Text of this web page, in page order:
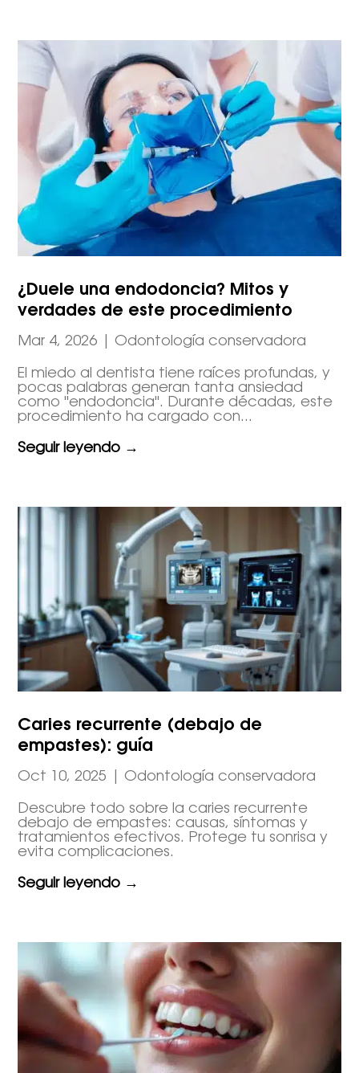
¿Duele una endodoncia? Mitos y
verdades de este procedimiento
Mar 4, 2026 |Odontología conservadora
El miedo al dentista tiene raíces profundas, y
pocas palabras generan tanta ansiedad
como "endodoncia". Durante décadas, este
procedimiento ha cargado con...
Seguir leyendo →
Caries recurrente (debajo de
empastes): guía
Oct 10, 2025 |Odontología conservadora
Descubre todo sobre la caries recurrente
debajo de empastes: causas, síntomas y
tratamientos efectivos. Protege tu sonrisa y
evita complicaciones.
Seguir leyendo →